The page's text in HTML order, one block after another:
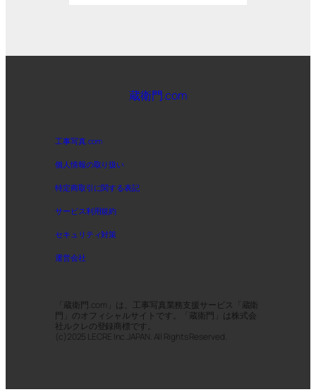
蔵衛門.com
工事写真.com
個人情報の取り扱い
特定商取引に関する表記
サービス利用規約
セキュリティ対策
運営会社
「蔵衛門.com」は、工事写真業務支援サービス「蔵衛
門」のオフィシャルサイトです。「蔵衛門」は株式会
社ルクレの登録商標です。
(c)2025 LECRE Inc.JAPAN. All Rights Reserved.